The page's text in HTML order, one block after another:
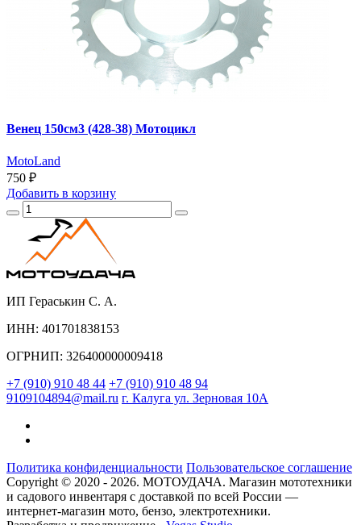
Венец 150см3 (428-38) Мотоцикл
MotoLand
750 ₽
Добавить в корзину
ИП Гераськин С. А.
ИНН: 401701838153
ОГРНИП: 326400000009418
+7 (910) 910 48 44 +7 (910) 910 48 94
9109104894@mail.ru г. Калуга ул. Зерновая 10А
Политика конфиденциальности Пользовательское соглашение
Copyright © 2020 - 2026. МОТОУДАЧА. Магазин мототехники
и садового инвентаря с доставкой по всей России —
интернет-магазин мото, бензо, электротехники.